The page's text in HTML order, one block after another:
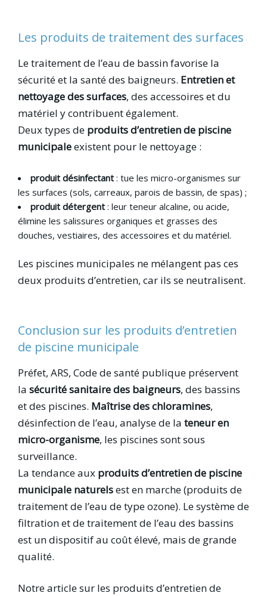
Les produits de traitement des surfaces
Le traitement de l’eau de bassin favorise la
sécurité et la santé des baigneurs. Entretien et
nettoyage des surfaces, des accessoires et du
matériel y contribuent également.
Deux types de produits d’entretien de piscine
municipaleexistent pour le nettoyage :
produit désinfectant : tue les micro-organismes sur
les surfaces (sols, carreaux, parois de bassin, de spas) ;
produit détergent : leur teneur alcaline, ou acide,
élimine les salissures organiques et grasses des
douches, vestiaires, des accessoires et du matériel.
Les piscines municipales ne mélangent pas ces
deux produits d’entretien, car ils se neutralisent.
Conclusion sur les produits d’entretien
de piscine municipale
Préfet, ARS, Code de santé publique préservent
la sécurité sanitaire des baigneurs, des bassins
et des piscines. Maîtrise des chloramines,
désinfection de l’eau, analyse de la teneur en
micro-organisme, les piscines sont sous
surveillance.
La tendance aux produits d’entretien de piscine
municipale naturelsest en marche (produits de
traitement de l’eau de type ozone). Le système de
filtration et de traitement de l’eau des bassins
est un dispositif au coût élevé, mais de grande
qualité.
Notre article sur les produits d’entretien de